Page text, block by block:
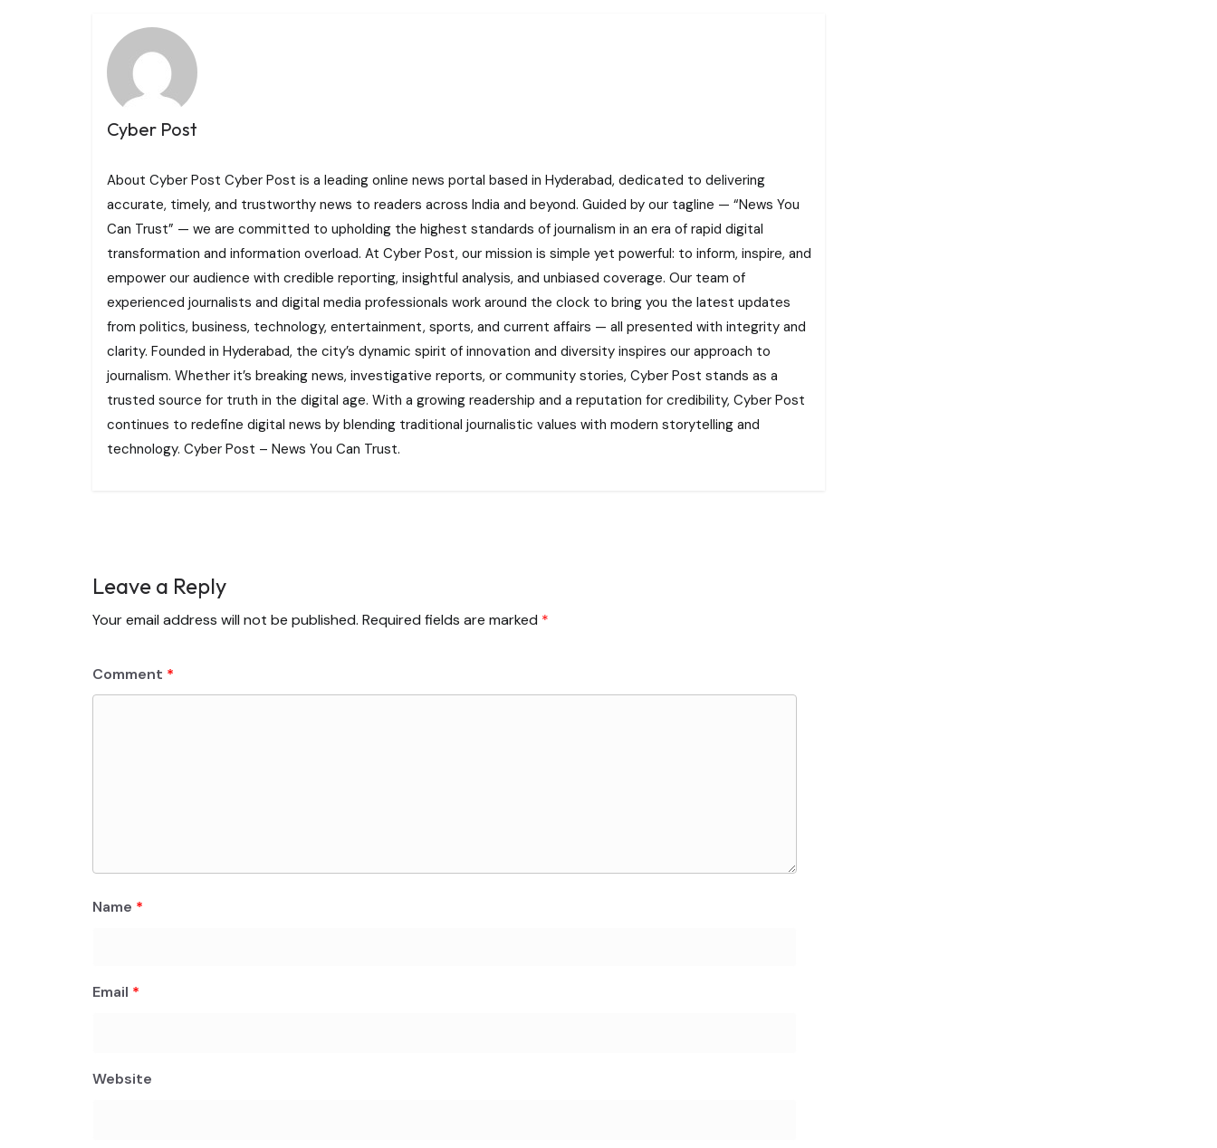
Cyber Post
About Cyber Post Cyber Post is a leading online news portal based in Hyderabad, dedicated to delivering
accurate, timely, and trustworthy news to readers across India and beyond. Guided by our tagline — “News You
Can Trust” — we are committed to upholding the highest standards of journalism in an era of rapid digital
transformation and information overload. At Cyber Post, our mission is simple yet powerful: to inform, inspire, and
empower our audience with credible reporting, insightful analysis, and unbiased coverage. Our team of
experienced journalists and digital media professionals work around the clock to bring you the latest updates
from politics, business, technology, entertainment, sports, and current affairs — all presented with integrity and
clarity. Founded in Hyderabad, the city’s dynamic spirit of innovation and diversity inspires our approach to
journalism. Whether it’s breaking news, investigative reports, or community stories, Cyber Post stands as a
trusted source for truth in the digital age. With a growing readership and a reputation for credibility, Cyber Post
continues to redefine digital news by blending traditional journalistic values with modern storytelling and
technology. Cyber Post – News You Can Trust.
Leave a Reply
Your email address will not be published. Required fields are marked *
Comment *
Name *
Email *
Website